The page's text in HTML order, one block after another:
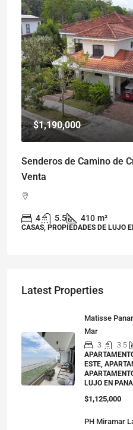
$1,190,000
Senderos de Camino de
Venta
4 5.5 410 m²
CASAS, PROPIEDADES DE LUJO
Latest Properties
Matisse
Mar
3 3.5
ESTE,
LUJO EN
$1,125,000
PH Miramar